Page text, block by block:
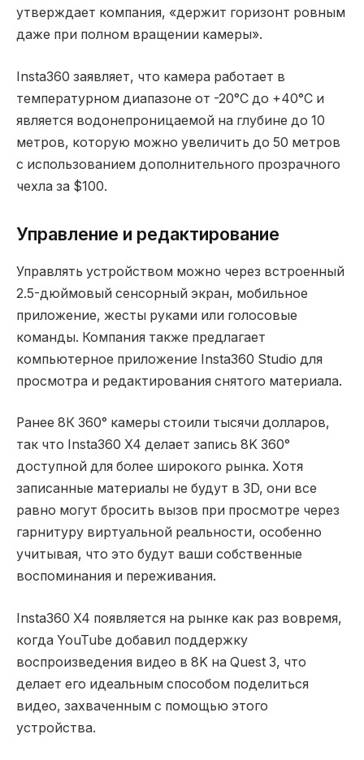
утверждает компания, «держит горизонт ровным
даже при полном вращении камеры».
Insta360 заявляет, что камера работает в
температурном диапазоне от -20°C до +40°C и
является водонепроницаемой на глубине до 10
метров, которую можно увеличить до 50 метров
с использованием дополнительного прозрачного
чехла за $100.
Управление и редактирование
Управлять устройством можно через встроенный
2.5-дюймовый сенсорный экран, мобильное
приложение, жесты руками или голосовые
команды. Компания также предлагает
компьютерное приложение Insta360 Studio для
просмотра и редактирования снятого материала.
Ранее 8К 360° камеры стоили тысячи долларов,
так что Insta360 X4 делает запись 8K 360°
доступной для более широкого рынка. Хотя
записанные материалы не будут в 3D, они все
равно могут бросить вызов при просмотре через
гарнитуру виртуальной реальности, особенно
учитывая, что это будут ваши собственные
воспоминания и переживания.
Insta360 X4 появляется на рынке как раз вовремя,
когда YouTube добавил поддержку
воспроизведения видео в 8K на Quest 3, что
делает его идеальным способом поделиться
видео, захваченным с помощью этого
устройства.